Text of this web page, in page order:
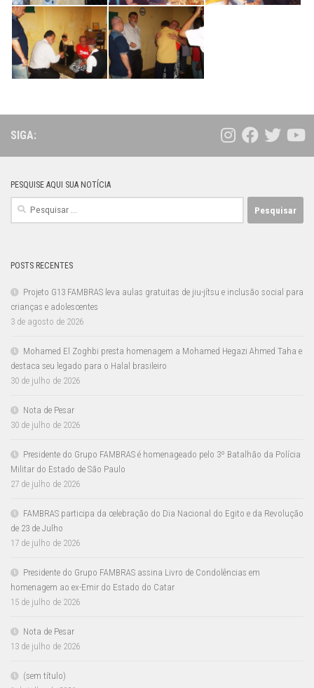
SIGA:
PESQUISE AQUI SUA NOTÍCIA
Pesquisar
POSTS RECENTES
Projeto G13 FAMBRAS leva aulas gratuitas de jiu-jítsu e inclusão social para
crianças e adolescentes
3 de agosto de 2026
Mohamed El Zoghbi presta homenagem a Mohamed Hegazi Ahmed Taha e
destaca seu legado para o Halal brasileiro
30 de julho de 2026
Nota de Pesar
30 de julho de 2026
Presidente do Grupo FAMBRAS é homenageado pelo 3º Batalhão da Polícia
Militar do Estado de São Paulo
27 de julho de 2026
FAMBRAS participa da celebração do Dia Nacional do Egito e da Revolução
de 23 de Julho
17 de julho de 2026
Presidente do Grupo FAMBRAS assina Livro de Condolências em
homenagem ao ex-Emir do Estado do Catar
15 de julho de 2026
Nota de Pesar
13 de julho de 2026
(sem título)